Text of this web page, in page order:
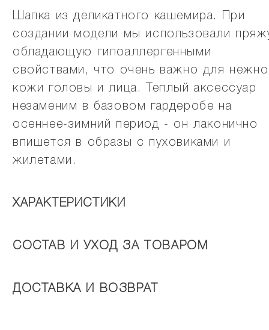
Шапка из деликатного кашемира. При
создании модели мы использовали
обладающую гипоаллергенными
свойствами, что очень важно для
кожи головы и лица. Теплый аксессуар
незаменим в базовом гардеробе на
осеннее-зимний период - он лаконично
впишется в образы с пуховиками и
жилетами.
ХАРАКТЕРИСТИКИ
СОСТАВ И УХОД ЗА ТОВАРОМ
ДОСТАВКА И ВОЗВРАТ